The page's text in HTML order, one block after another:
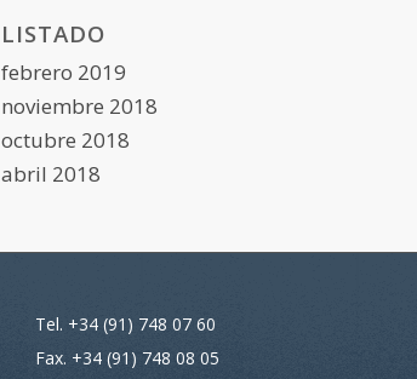
LISTADO
febrero 2019
noviembre 2018
octubre 2018
abril 2018
Tel. +34 (91) 748 07 60
Fax. +34 (91) 748 08 05